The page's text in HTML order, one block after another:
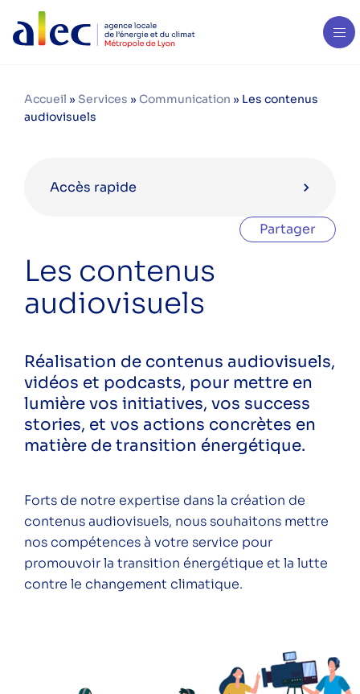
Accueil » Services » Communication » Les contenus
audiovisuels
Accès rapide
Communication
Les contenus audiovisuels
L'exposition pédagogique
Nos références
Une question au sujet de notre offre
communication ? Contactez-nous
04 37 48 22 42
communication@alec-lyon.org
Partager
Les contenus
audiovisuels
Réalisation de contenus audiovisuels,
vidéos et podcasts, pour mettre en
lumière vos initiatives, vos success
stories, et vos actions concrètes en
matière de transition énergétique.
Forts de notre expertise dans la création de
contenus audiovisuels, nous souhaitons mettre
nos compétences à votre service pour
promouvoir la transition énergétique et la lutte
contre le changement climatique.